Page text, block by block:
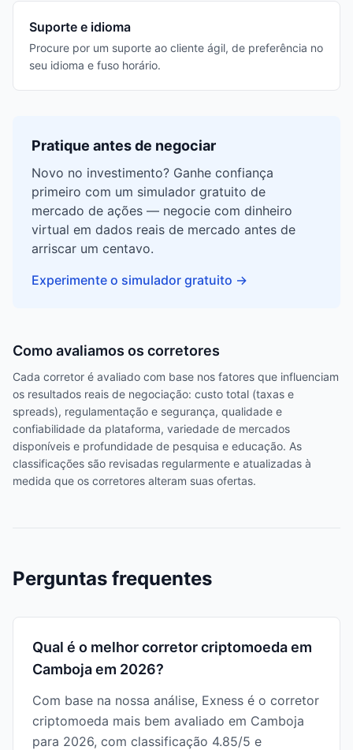
Suporte e idioma
Procure por um suporte ao cliente ágil, de preferência no
seu idioma e fuso horário.
Pratique antes de negociar
Novo no investimento? Ganhe confiança
primeiro com um simulador gratuito de
mercado de ações — negocie com dinheiro
virtual em dados reais de mercado antes de
arriscar um centavo.
Experimente o simulador gratuito →
Como avaliamos os corretores
Cada corretor é avaliado com base nos fatores que influenciam
os resultados reais de negociação: custo total (taxas e
spreads), regulamentação e segurança, qualidade e
confiabilidade da plataforma, variedade de mercados
disponíveis e profundidade de pesquisa e educação. As
classificações são revisadas regularmente e atualizadas à
medida que os corretores alteram suas ofertas.
Perguntas frequentes
Qual é o melhor corretor criptomoeda em
Camboja em 2026?
Com base na nossa análise, Exness é o corretor
criptomoeda mais bem avaliado em Camboja
para 2026, com classificação 4.85/5 e